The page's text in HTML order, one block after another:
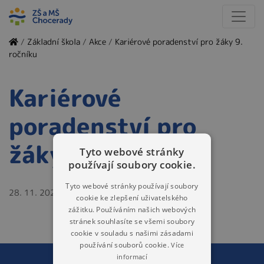
/ Základní škola / Akce / Kariérové poradenství pro žáky 9.
ročníku
Kariérové
poradenství pro
žáky 9. ročníku
28. 11. 2024
Tyto webové stránky
používají soubory cookie.
Tyto webové stránky používají soubory
cookie ke zlepšení uživatelského
zážitku. Používáním našich webových
stránek souhlasíte se všemi soubory
cookie v souladu s našimi zásadami
používání souborů cookie.Více
informací